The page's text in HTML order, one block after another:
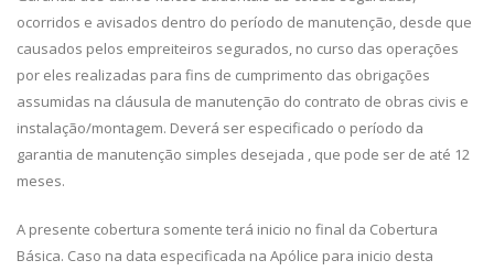
ocorridos e avisados dentro do período de manutenção, desde que
causados pelos empreiteiros segurados, no curso das operações
por eles realizadas para fins de cumprimento das obrigações
assumidas na cláusula de manutenção do contrato de obras civis e
instalação/montagem. Deverá ser especificado o período da
garantia de manutenção simples desejada , que pode ser de até 12
meses.
A presente cobertura somente terá inicio no final da Cobertura
Básica. Caso na data especificada na Apólice para inicio desta